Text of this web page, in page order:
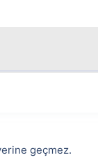
geçmez.